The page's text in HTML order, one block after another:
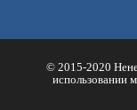
© 2015-2020
использовании